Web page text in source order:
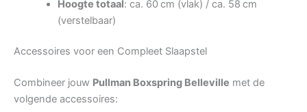
Hoogte totaal: ca. 60 cm (vlak) / ca. 58 cm
(verstelbaar)
Accessoires voor een Compleet Slaapstel
Combineer jouw Pullman Boxspring Belleville met de
volgende accessoires: